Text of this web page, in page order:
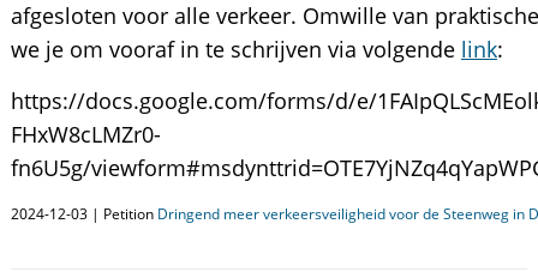
afgesloten voor alle verkeer. Omwille van
we je om vooraf in te schrijven via volgende link:
https://docs.google.com/forms/d/e/
FHxW8cLMZr0-
fn6U5g/
2024-12-03 | Petition Dringend meer verkeersveiligheid voor de Steenweg in